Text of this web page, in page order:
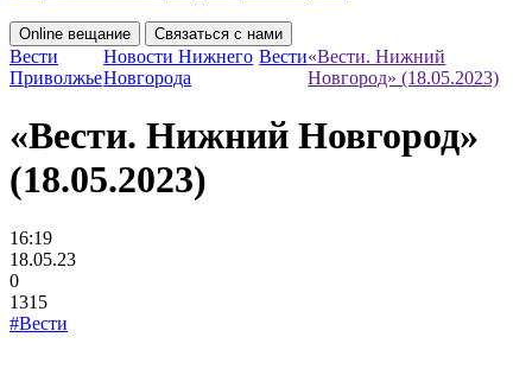
Online вещание Связаться с нами
Вести
Приволжье
Новости Нижнего
Новгорода
Вести«Вести. Нижний
Новгород» (18.05.2023)
«Вести. Нижний Новгород»
(18.05.2023)
16:19
18.05.23
0
1315
#Вести